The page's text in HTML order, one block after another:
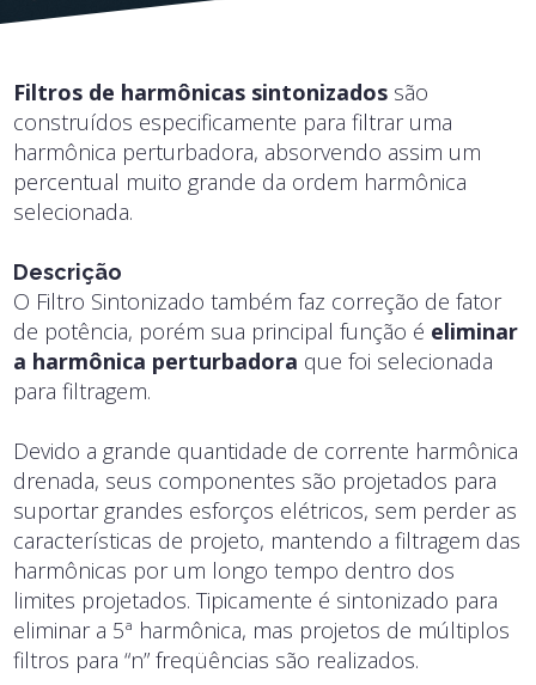
Filtros de harmônicas sintonizados são
construídos especificamente para filtrar uma
harmônica perturbadora, absorvendo assim um
percentual muito grande da ordem harmônica
selecionada.
Descrição
O Filtro Sintonizado também faz correção de fator
de potência, porém sua principal função é eliminar
a harmônica perturbadora que foi selecionada
para filtragem.
Devido a grande quantidade de corrente harmônica
drenada, seus componentes são projetados para
suportar grandes esforços elétricos, sem perder as
características de projeto, mantendo a filtragem das
harmônicas por um longo tempo dentro dos
limites projetados. Tipicamente é sintonizado para
eliminar a 5ª harmônica, mas projetos de múltiplos
filtros para “n” freqüências são realizados.